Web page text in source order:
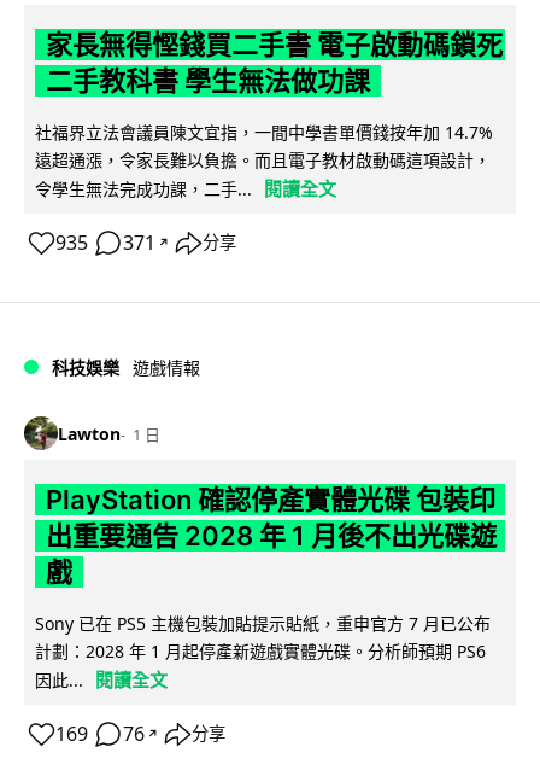
家長無得慳錢買二手書 電子啟動碼鎖死
二手教科書 學生無法做功課
社福界立法會議員陳文宜指，一間中學書單價錢按年加 14.7%
遠超通漲，令家長難以負擔。而且電子教材啟動碼這項設計，
令學生無法完成功課，二手...
閱讀全文
935 371 ↗ 分享
科技娛樂 遊戲情報
Lawton 1 日
PlayStation 確認停產實體光碟 包裝印
出重要通告 2028 年 1 月後不出光碟遊
戲
Sony 已在 PS5 主機包裝加貼提示貼紙，重申官方 7 月已公布
計劃：2028 年 1 月起停產新遊戲實體光碟。分析師預期 PS6
因此...
閱讀全文
169 76 ↗ 分享